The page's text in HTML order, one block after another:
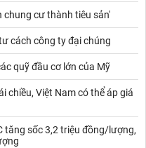
chung cư thành tiêu sản'
cách công ty đại chúng
quỹ đầu cơ lớn của Mỹ
chiều, Việt Nam có thể áp giá
tăng sốc 3,2 triệu đồng/lượng,